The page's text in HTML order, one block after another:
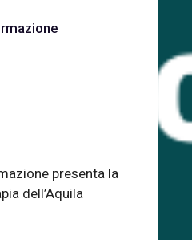
presenta la
dell’Aquila